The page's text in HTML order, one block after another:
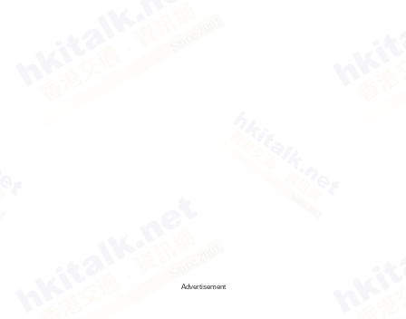
Advertisement